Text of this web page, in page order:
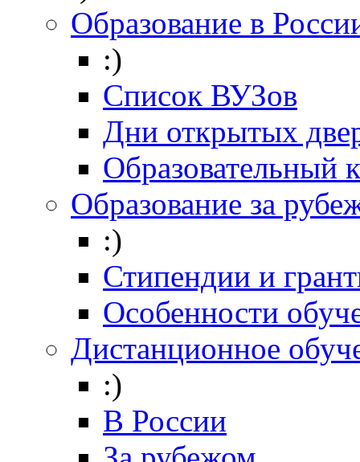
Образование в
:)
Список ВУЗов
Дни открытых
Образовательный
Образование за
:)
Стипендии и
Особенности
Дистанционное
:)
В России